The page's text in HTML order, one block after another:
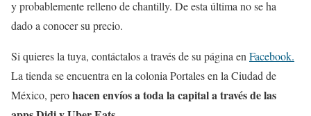
y probablemente relleno de chantilly. De esta última no se ha
dado a conocer su precio.
Si quieres la tuya, contáctalos a través de su página en Facebook.
La tienda se encuentra en la colonia Portales en la Ciudad de
México, perohacen envíos a toda la capital a través de las